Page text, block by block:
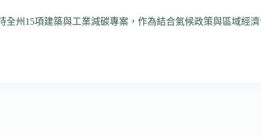
全州15項建築與工業減碳專案，作為結合氣候政策與區域經